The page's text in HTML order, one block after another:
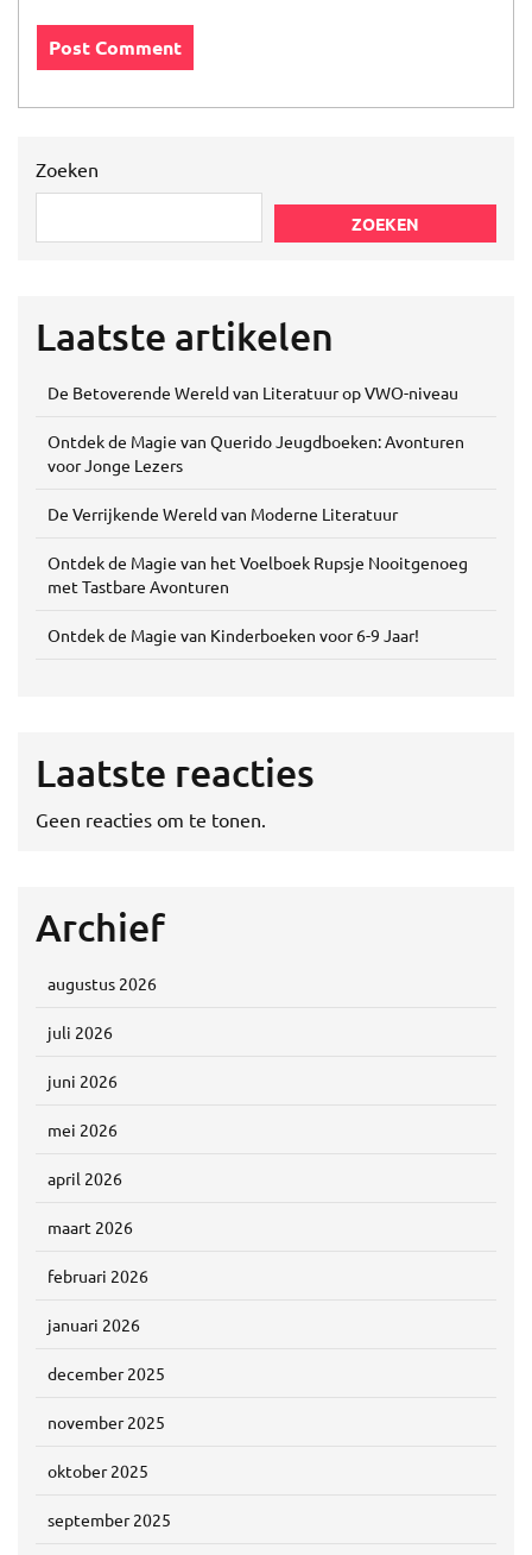
Zoeken
ZOEKEN
Laatste artikelen
De Betoverende Wereld van Literatuur op VWO-niveau
Ontdek de Magie van Querido Jeugdboeken: Avonturen
voor Jonge Lezers
De Verrijkende Wereld van Moderne Literatuur
Ontdek de Magie van het Voelboek Rupsje Nooitgenoeg
met Tastbare Avonturen
Ontdek de Magie van Kinderboeken voor 6-9 Jaar!
Laatste reacties
Geen reacties om te tonen.
Archief
augustus 2026
juli 2026
juni 2026
mei 2026
april 2026
maart 2026
februari 2026
januari 2026
december 2025
november 2025
oktober 2025
september 2025